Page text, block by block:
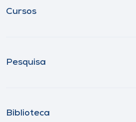
Cursos
Pesquisa
Biblioteca